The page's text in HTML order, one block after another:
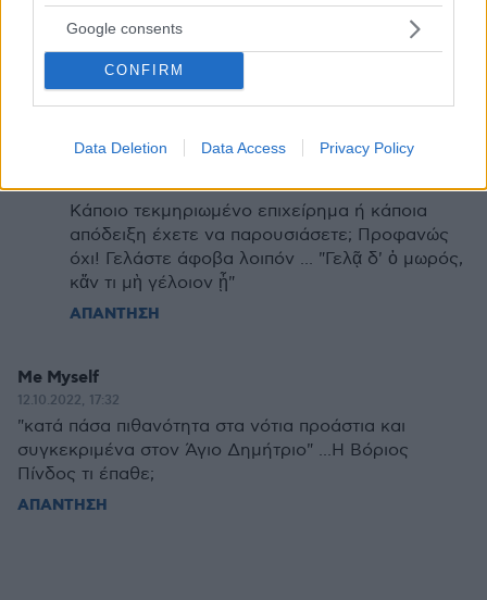
Google consents
CONFIRM
Data Deletion Data Access Privacy Policy
Νίκος Κούλογλου
13.10.2022, 13:23
εσύ δηλαδή έχεις διαβάσει τον Ματθαίο; ας
γελάσω
@13.10.2022, 13:23
13.10.2022, 22:28
Κάποιο τεκμηριωμένο επιχείρημα ή κάποια
απόδειξη έχετε να παρουσιάσετε; Προφανώς
όχι! Γελάστε άφοβα λοιπόν ... "Γελᾷ δ' ὁ μωρός,
κἄν τι μὴ γέλοιον ᾖ"
ΑΠΑΝΤΗΣΗ
Me Myself
12.10.2022, 17:32
"κατά πάσα πιθανότητα στα νότια προάστια και
συγκεκριμένα στον Άγιο Δημήτριο" ...Η Βόριος
Πίνδος τι έπαθε;
ΑΠΑΝΤΗΣΗ